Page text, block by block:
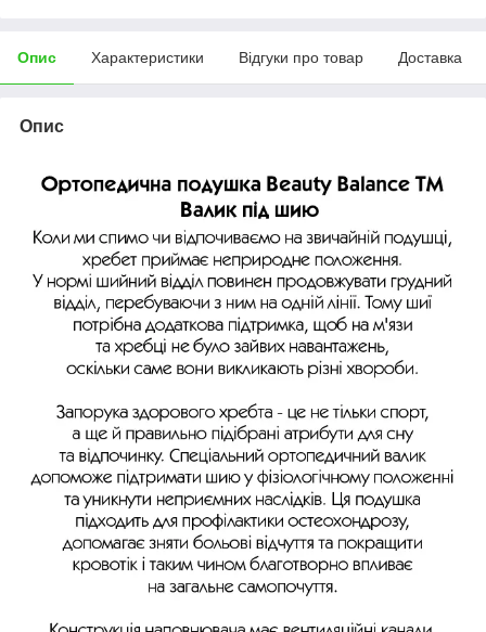
Опис Характеристики Відгуки про товар Доставка
Опис